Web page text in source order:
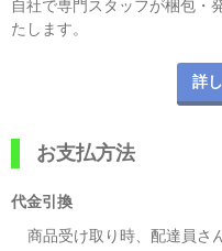
自社で専門スタッフが梱包・
たします。
詳
お支払方法
代金引換
商品受け取り時、配達員さ